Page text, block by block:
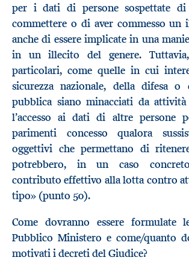
per i dati di persone sospettate di
commettere o di aver commesso un
anche di essere implicate in una
in un illecito del genere.
particolari, come quelle in cui
sicurezza nazionale, della difesa o
pubblica siano minacciati da
l’accesso ai dati di altre persone
parimenti concesso qualora
oggettivi che permettano di
potrebbero, in un caso
contributo effettivo alla lotta contro
tipo» (punto 50).
Come dovranno essere formulate
Pubblico Ministero e come/quanto
motivati i decreti del Giudice?